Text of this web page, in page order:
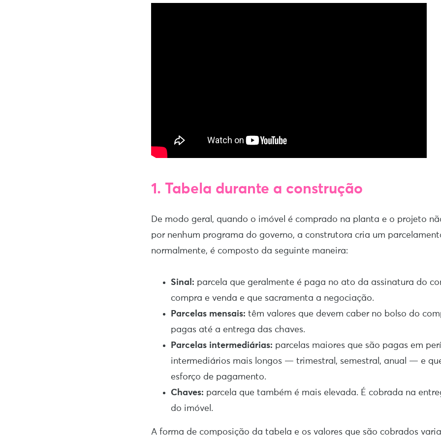
1. Tabela durante a construção
De modo geral, quando o imóvel é comprado na planta e o projeto
por nenhum programa do governo, a construtora cria um
normalmente, é composto da seguinte maneira:
Sinal: parcela que geralmente é paga no ato da assinatura do
compra e venda e que sacramenta a negociação.
Parcelas mensais: têm valores que devem caber no bolso do
pagas até a entrega das chaves.
Parcelas intermediárias: parcelas maiores que são pagas em
intermediários mais longos — trimestral, semestral, anual — e
esforço de pagamento.
Chaves: parcela que também é mais elevada. É cobrada na
do imóvel.
A forma de composição da tabela e os valores que são cobrados